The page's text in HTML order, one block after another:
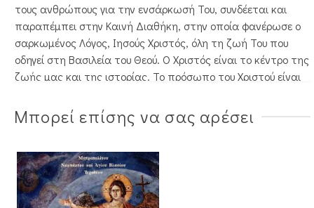
τους ανθρώπους για την ενσάρκωσή Του, συνδέεται και
παραπέμπει στην Καινή Διαθήκη, στην οποία φανέρωσε ο
σαρκωμένος Λόγος, Ιησούς Χριστός, όλη τη ζωή Του που
οδηγεί στη Βασιλεία του Θεού. Ο Χριστός είναι το κέντρο της
ζωής μας και της ιστορίας. Το πρόσωπο του Χριστού είναι
Εκκλησία, που είναι το Σώμα Του, διά της καθάρσεως, του
φωτισμού και της θεώσεως, μπορούμε να βιώσουμε μερικές
Μπορεί επίσης να σας αρέσει